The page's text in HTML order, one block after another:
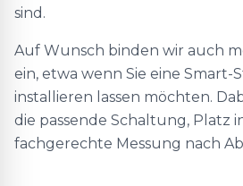
sind.
Auf Wunsch binden wir auch
ein, etwa wenn Sie eine Smart-
installieren lassen möchten.
die passende Schaltung, Platz
fachgerechte Messung nach